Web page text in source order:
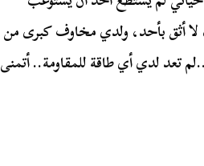
لا أثق بأحد، ولدي مخاوف كبرى من
تعد لدي أي طاقة للمقاومة.. أتمنى